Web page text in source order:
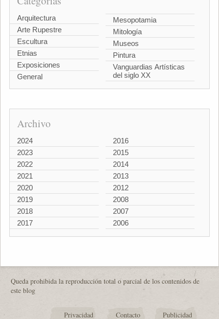
Arquitectura
Arte Rupestre
Escultura
Etnias
Exposiciones
General
Mesopotamia
Mitología
Museos
Pintura
Vanguardias Artísticas
del siglo XX
Archivo
2024
2023
2022
2021
2020
2019
2018
2017
2016
2015
2014
2013
2012
2008
2007
2006
Queda prohibida la reproducción total o parcial de los contenidos de
este blog
Privacidad Contacto Publicidad